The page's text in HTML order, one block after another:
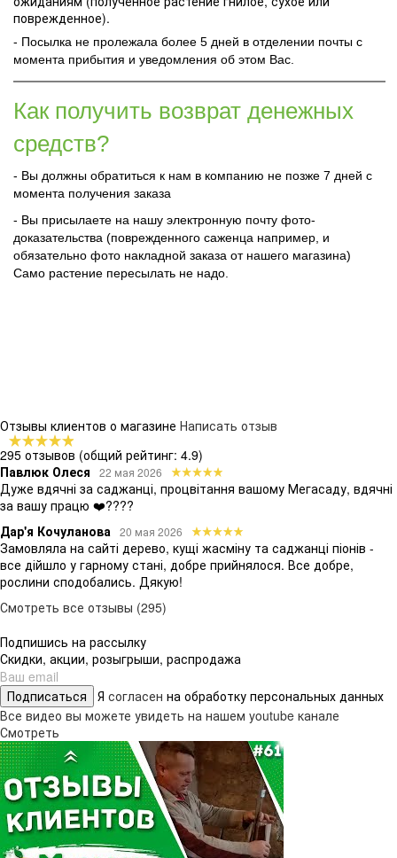
поврежденное).
- Посылка не пролежала более 5 дней в отделении почты с
момента прибытия и уведомления об этом Вас.
Как получить возврат денежных
средств?
- Вы должны обратиться к нам в компанию не позже 7 дней с
момента получения заказа
- Вы присылаете на нашу электронную почту фото-
доказательства (поврежденного саженца например, и
обязательно фото накладной заказа от нашего магазина)
Само растение пересылать не надо.
Отзывы клиентов о магазине Написать отзыв
295 отзывов (общий рейтинг: 4.9)
Павлюк Олеся
22 мая 2026
Дуже вдячні за саджанці, процвітання вашому Мегасаду, вдячні
за вашу працю ❤️????
Дар'я Кочуланова 20 мая 2026
Замовляла на сайті дерево, кущі жасміну та саджанці піонів -
все дійшло у гарному стані, добре прийнялося. Все добре,
рослини сподобались. Дякую!
Смотреть все отзывы (295)
Подпишись на рассылку
Скидки, акции, розыгрыши, распродажа
Подписаться Я согласен на обработку персональных данных
Все видео вы можете увидеть на нашем youtube канале
Смотреть